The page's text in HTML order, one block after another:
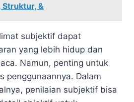
&
subjektif dapat
yang lebih hidup dan
Namun, penting untuk
penggunaannya. Dalam
penilaian subjektif bisa